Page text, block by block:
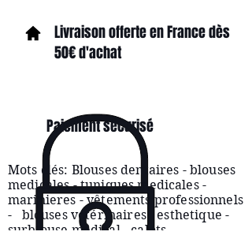
Livraison offerte en France dès
50€ d'achat
Paiement sécurisé
Mots clés: Blouses dentaires - blouses
medicales - tuniques medicales -
marinieres -vêtements professionnels
- blouses vétérinaires - esthetique -
surblouse medical - calots